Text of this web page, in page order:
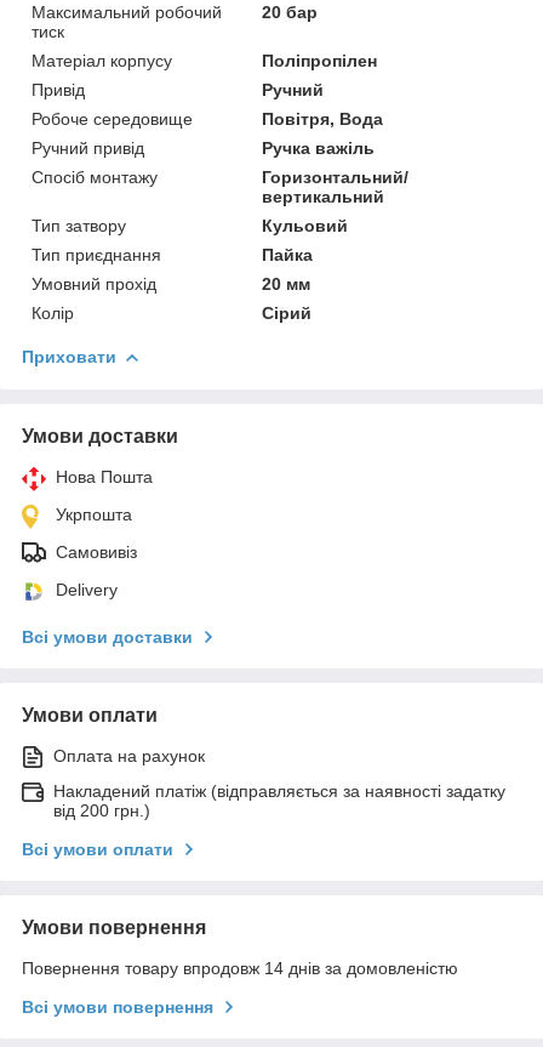
Максимальний робочий
тиск
20 бар
Матеріал корпусу
Поліпропілен
Привід
Ручний
Робоче середовище
Повітря, Вода
Ручний привід
Ручка важіль
Спосіб монтажу
Горизонтальний/
вертикальний
Тип затвору
Кульовий
Тип приєднання
Пайка
Умовний прохід
20 мм
Колір
Сірий
Приховати
Умови доставки
Нова Пошта
Укрпошта
Самовивіз
Delivery
Всі умови доставки
Умови оплати
Оплата на рахунок
Накладений платіж (відправляється за наявності задатку
від 200 грн.)
Всі умови оплати
Умови повернення
Повернення товару впродовж 14 днів за домовленістю
Всі умови повернення